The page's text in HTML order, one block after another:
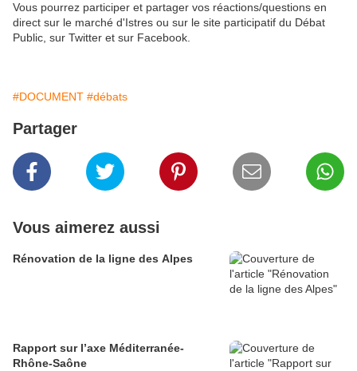
Vous pourrez participer et partager vos réactions/questions en
direct sur le marché d'Istres ou sur le site participatif du Débat
Public, sur Twitter et sur Facebook.
#DOCUMENT #débats
Partager
Vous aimerez aussi
Rénovation de la ligne des Alpes
Rapport sur l’axe Méditerranée-
Rhône-Saône